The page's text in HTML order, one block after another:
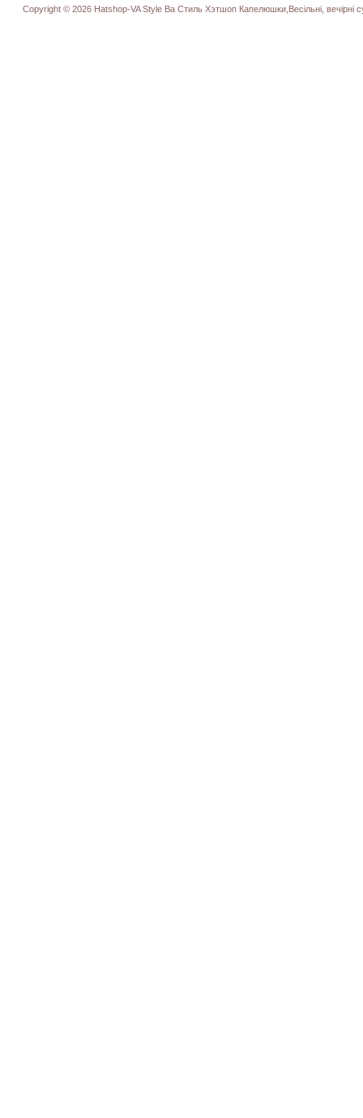
Copyright © 2026 Hatshop-VA Style Ва Стиль Хэтшоп Капелюшки,Весільні, вечірні